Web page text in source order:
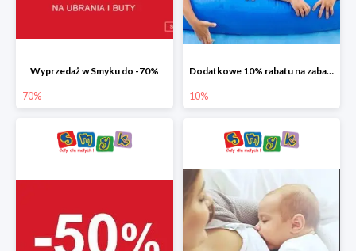
Wyprzedaż w Smyku do -70%
70%
Dodatkowe 10% rabatu na zabawki ogrodowe i baseny
10%